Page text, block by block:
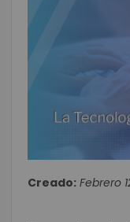
Creado: Febrero